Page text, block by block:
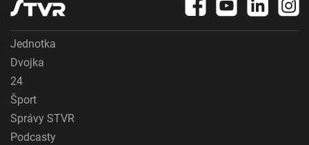
Jednotka
Dvojka
24
Šport
Správy STVR
Podcasty